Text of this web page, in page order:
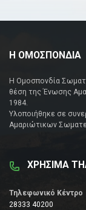
Η ΟΜΟΣΠΟΝΔΙΑ
Η Ομοσπονδία
θέση της Ένωσης
1984.
Υλοποιήθηκε σε
Αμαριώτικων
ΧΡΗΣΙΜΑ
Τηλεφωνικό Κέντρο
28333 40200